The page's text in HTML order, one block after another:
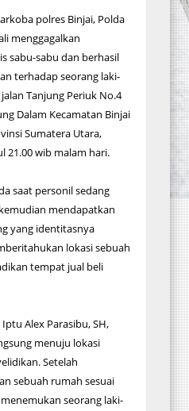
polres Binjai, Polda
menggagalkan
sabu-sabu dan berhasil
terhadap seorang laki-
Tanjung Periuk No.4
Dalam Kecamatan Binjai
Sumatera Utara,
21.00 wib malam hari.
saat personil sedang
mendapatkan
yang identitasnya
lokasi sebuah
tempat jual beli
Alex Parasibu, SH,
menuju lokasi
Setelah
sebuah rumah sesuai
seorang laki-